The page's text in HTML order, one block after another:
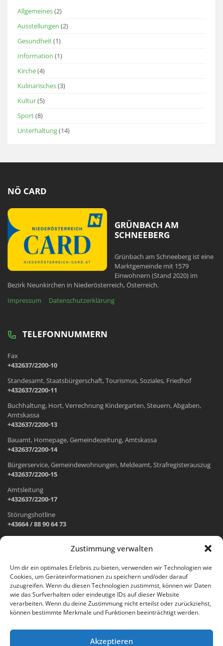
Zustimmung verwalten
Um dir ein optimales Erlebnis zu bieten, verwenden wir Technologien wie
Cookies, um Geräteinformationen zu speichern und/oder darauf
zuzugreifen. Wenn du diesen Technologien zustimmst, können wir Daten
wie das Surfverhalten oder eindeutige IDs auf dieser Website
verarbeiten. Wenn du deine Zustimmung nicht erteilst oder zurückziehst,
können bestimmte Merkmale und Funktionen beeinträchtigt werden.
Akzeptieren
Allgemeines(2)
Ausstellungen (2)
Gesundheit(1)
Information (1)
Kirche(4)
Kulinarisches(3)
Kultur(5)
Sport(8)
Unterhaltung(14)
NÖ CARD
GRÜNBACH AM
SCHNEEBERG
Grünbach am Schneeberg ist eine
Marktgemeinde mit 1579
Einwohnern (Stand 2020) im
Bezirk Neunkirchen in Niederösterreich, Österreich.
Impressum
Datenschutzerklärung
TELEFONNUMMERN
Fax
+432637/2200-10
Standesamt, Staatsbürgerschaft, Tourismus, Soziales, Friedhof
+432637/2200-11
Buchhaltung, Hort, Verrechnung Kindergarten, Steuern, Abgaben,
Amtskassa
+432637/2200-13
Bauamt, Homepage, Gemeindezeitung, Amtskassa
+432637/2200-14
Bürgerservice, Gemeindewohnungen, Meldeamt, Strafregisterauszug
+432637/2200-15
Amtsleitung
+432637/2200-17
Störungshotline
+43664 / 88 90 64 73
Wr. Neustädter Straße 1
2733 Grünbach am Schneeberg
Öffnungszeiten Gemeindeamt:
Montag: 8.00 – 12.00 Uhr und 14.00 – 18.00 Uhr
Freitag: 8.00 – 12.00 Uhr